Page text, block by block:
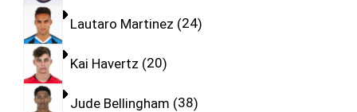
Lautaro Martinez 24
Kai Havertz 20
Jude Bellingham 38